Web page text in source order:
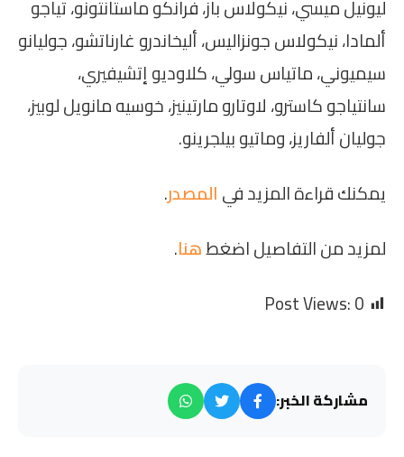
ليونيل ميسي، نيكولاس باز، فرانكو ماستانتونو، تياجو
ألمادا، نيكولاس جونزاليس، أليخاندرو غارناتشو، جوليانو
سيميوني، ماتياس سولي، كلاوديو إتشيفيري،
سانتياجو كاسترو، لاوتارو مارتينيز، خوسيه مانويل لوبيز،
جوليان ألفاريز، وماتيو بيلجرينو.
يمكنك قراءة المزيد فيالمصدر.
لمزيد من التفاصيل اضغطهنا.
Post Views:0
مشاركة الخبر: